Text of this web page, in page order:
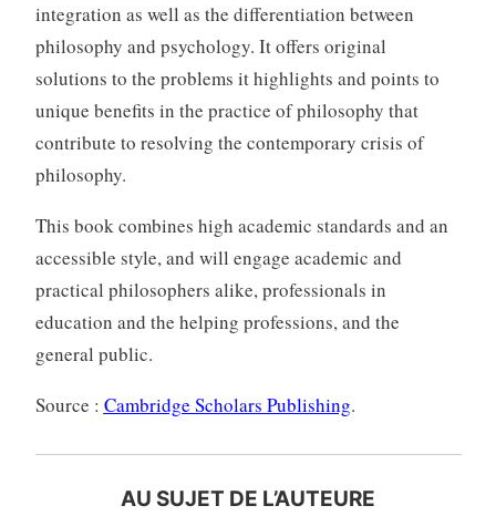
integration as well as the differentiation between
philosophy and psychology. It offers original
solutions to the problems it highlights and points to
unique benefits in the practice of philosophy that
contribute to resolving the contemporary crisis of
philosophy.
This book combines high academic standards and an
accessible style, and will engage academic and
practical philosophers alike, professionals in
education and the helping professions, and the
general public.
Source : Cambridge Scholars Publishing.
AU SUJET DE L’AUTEURE